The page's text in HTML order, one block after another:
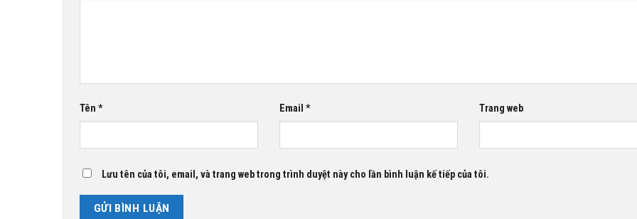
Tên * Email * Trang web
Lưu tên của tôi, email, và trang web trong trình duyệt này cho lần bình luận kế tiếp của tôi.